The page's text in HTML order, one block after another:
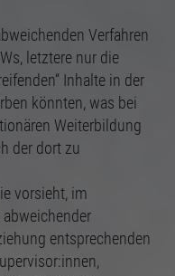
Verfahren
letztere nur die
Inhalte in der
könnten, was bei
Weiterbildung
der dort zu
vorsieht, im
entsprechenden